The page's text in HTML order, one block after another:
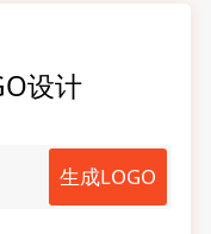
设计
生成LOGO